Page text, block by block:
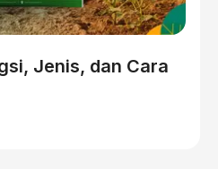
Jenis, dan Cara